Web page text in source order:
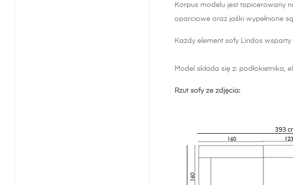
Korpus modelu jest tapicerowany
oparciowe oraz jaśki wypełnione
Każdy element sofy Lindos
Model składa się z: podłokietnika,
Rzut sofy ze zdjęcia: